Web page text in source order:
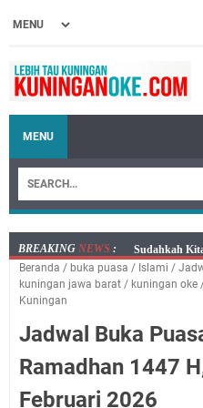
MENU
BREAKING NEWS :
Uniku Jadi
Agenda
Luragung, Ini
Layanan
Beranda / buka puasa / Islami /
kuningan jawa barat / kuningan oke
Kuningan
Jadwal Buka
Ramadhan 1447
Februari 2026